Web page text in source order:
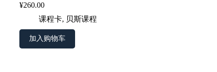
¥260.00
课程卡, 贝斯课程
加入购物车